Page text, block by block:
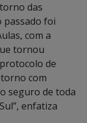
das
passado foi
com a
tornou
de
com
seguro de toda
enfatiza